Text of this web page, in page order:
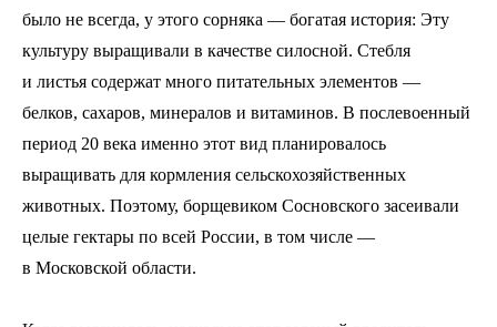
было не всегда, у этого сорняка — богатая история: Эту
культуру выращивали в качестве силосной. Стебля
и листья содержат много питательных элементов —
белков, сахаров, минералов и витаминов. В послевоенный
период 20 века именно этот вид планировалось
выращивать для кормления сельскохозяйственных
животных. Поэтому, борщевиком Сосновского засеивали
целые гектары по всей России, в том числе —
в Московской области.